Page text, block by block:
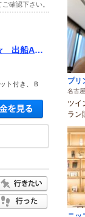
確認下さい。
☆ 出船AM
ト付き、Ｂ
空き状況・
プリ
名古屋
ツイ
ラン